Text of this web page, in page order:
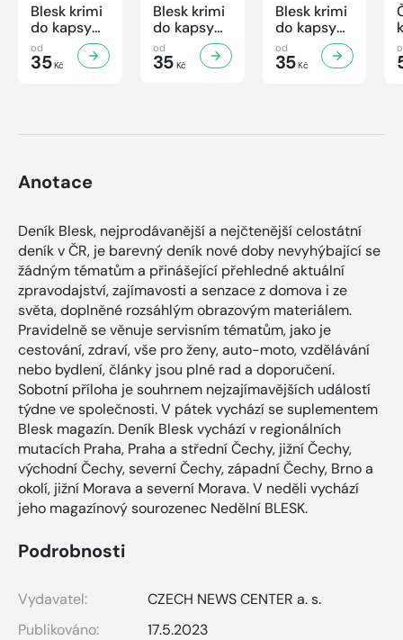
Blesk krimi
do kapsy
č.7/2026
od
35Kč
Blesk krimi
do kapsy
č.6/2026
od
35Kč
Blesk krimi
do kapsy
č.5/2026
od
35Kč
Anotace
Deník Blesk, nejprodávanější a nejčtenější celostátní
deník v ČR, je barevný deník nové doby nevyhýbající se
žádným tématům a přinášející přehledné aktuální
zpravodajství, zajímavosti a senzace z domova i ze
světa, doplněné rozsáhlým obrazovým materiálem.
Pravidelně se věnuje servisním tématům, jako je
cestování, zdraví, vše pro ženy, auto-moto, vzdělávání
nebo bydlení, články jsou plné rad a doporučení.
Sobotní příloha je souhrnem nejzajímavějších událostí
týdne ve společnosti. V pátek vychází se suplementem
Blesk magazín. Deník Blesk vychází v regionálních
mutacích Praha, Praha a střední Čechy, jižní Čechy,
východní Čechy, severní Čechy, západní Čechy, Brno a
okolí, jižní Morava a severní Morava. V neděli vychází
jeho magazínový sourozenec Nedělní BLESK.
Podrobnosti
Vydavatel:
CZECH NEWS CENTER a. s.
Publikováno:
17.5.2023